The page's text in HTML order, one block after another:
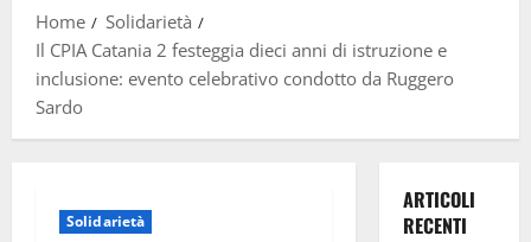
Home
Solidarietà
Il CPIA Catania 2 festeggia dieci anni di istruzione e
inclusione: evento celebrativo condotto da Ruggero
Sardo
Solidarietà
ARTICOLI
RECENTI